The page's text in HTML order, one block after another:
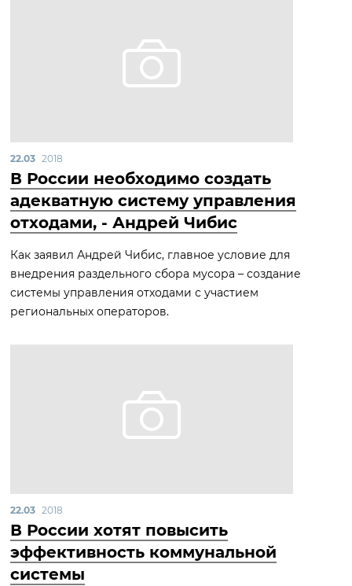
22.03 2018
В России необходимо создать
адекватную систему управления
отходами, - Андрей Чибис
Как заявил Андрей Чибис, главное условие для
внедрения раздельного сбора мусора – создание
системы управления отходами с участием
региональных операторов.
22.03 2018
В России хотят повысить
эффективность коммунальной
системы